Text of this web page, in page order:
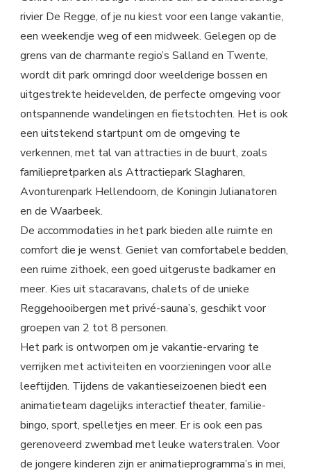
rivier De Regge, of je nu kiest voor een lange vakantie,
een weekendje weg of een midweek. Gelegen op de
grens van de charmante regio’s Salland en Twente,
wordt dit park omringd door weelderige bossen en
uitgestrekte heidevelden, de perfecte omgeving voor
ontspannende wandelingen en fietstochten. Het is ook
een uitstekend startpunt om de omgeving te
verkennen, met tal van attracties in de buurt, zoals
familiepretparken als Attractiepark Slagharen,
Avonturenpark Hellendoorn, de Koningin Julianatoren
en de Waarbeek.
De accommodaties in het park bieden alle ruimte en
comfort die je wenst. Geniet van comfortabele bedden,
een ruime zithoek, een goed uitgeruste badkamer en
meer. Kies uit stacaravans, chalets of de unieke
Reggehooibergen met privé-sauna’s, geschikt voor
groepen van 2 tot 8 personen.
Het park is ontworpen om je vakantie-ervaring te
verrijken met activiteiten en voorzieningen voor alle
leeftijden. Tijdens de vakantieseizoenen biedt een
animatieteam dagelijks interactief theater, familie-
bingo, sport, spelletjes en meer. Er is ook een pas
gerenoveerd zwembad met leuke waterstralen. Voor
de jongere kinderen zijn er animatieprogramma’s in mei,